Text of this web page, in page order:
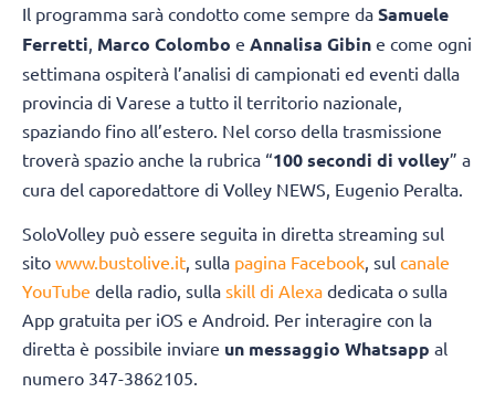
Il programma sarà condotto come sempre da Samuele
Ferretti Marco Colombo e Annalisa Gibin e come ogni
settimana ospiterà l’analisi di campionati ed eventi dalla
provincia di Varese a tutto il territorio nazionale,
spaziando fino all’estero. Nel corso della trasmissione
troverà spazio anche la rubrica “100 secondi di volley” a
cura del caporedattore di Volley NEWS, Eugenio Peralta.
SoloVolley può essere seguita in diretta streaming sul
sito www.bustolive.it, sulla pagina Facebook, sul canale
YouTube della radio, sulla skill di Alexa dedicata o sulla
App gratuita per iOS e Android. Per interagire con la
diretta è possibile inviare un messaggio Whatsapp al
numero 347-3862105.